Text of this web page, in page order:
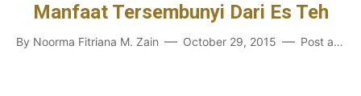
Manfaat Tersembunyi Dari Es Teh
By Noorma Fitriana M. Zain October 29, 2015 Post a Comment